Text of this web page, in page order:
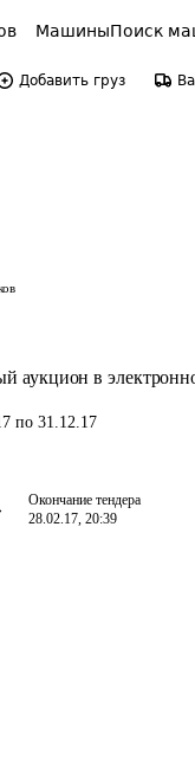
МашиныПоиск
Добавить груз
аукцион в
по 31.12.17
Окончание тендера
28.02.17, 20:39